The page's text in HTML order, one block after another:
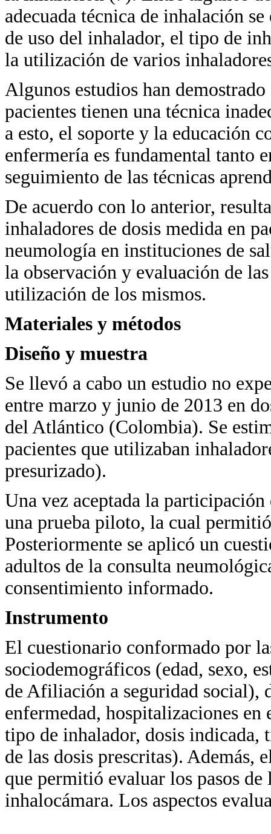
adecuada técnica de inhalación
de uso del inhalador, el tipo de
la utilización de varios
Algunos estudios han
pacientes tienen una técnica
a esto, el soporte y la educación
enfermería es fundamental tanto
seguimiento de las técnicas
De acuerdo con lo anterior,
inhaladores de dosis medida en
neumología en instituciones de
la observación y evaluación de
utilización de los mismos.
Materiales y métodos
Diseño y muestra
Se llevó a cabo un estudio no
entre marzo y junio de 2013 en
del Atlántico (Colombia). Se
pacientes que utilizaban
presurizado).
Una vez aceptada la
una prueba piloto, la cual
Posteriormente se aplicó un
adultos de la consulta
consentimiento informado.
Instrumento
El cuestionario conformado por
sociodemográficos (edad, sexo,
de Afiliación a seguridad social),
enfermedad, hospitalizaciones
tipo de inhalador, dosis indicada,
de las dosis prescritas). Además,
que permitió evaluar los pasos
inhalocámara. Los aspectos